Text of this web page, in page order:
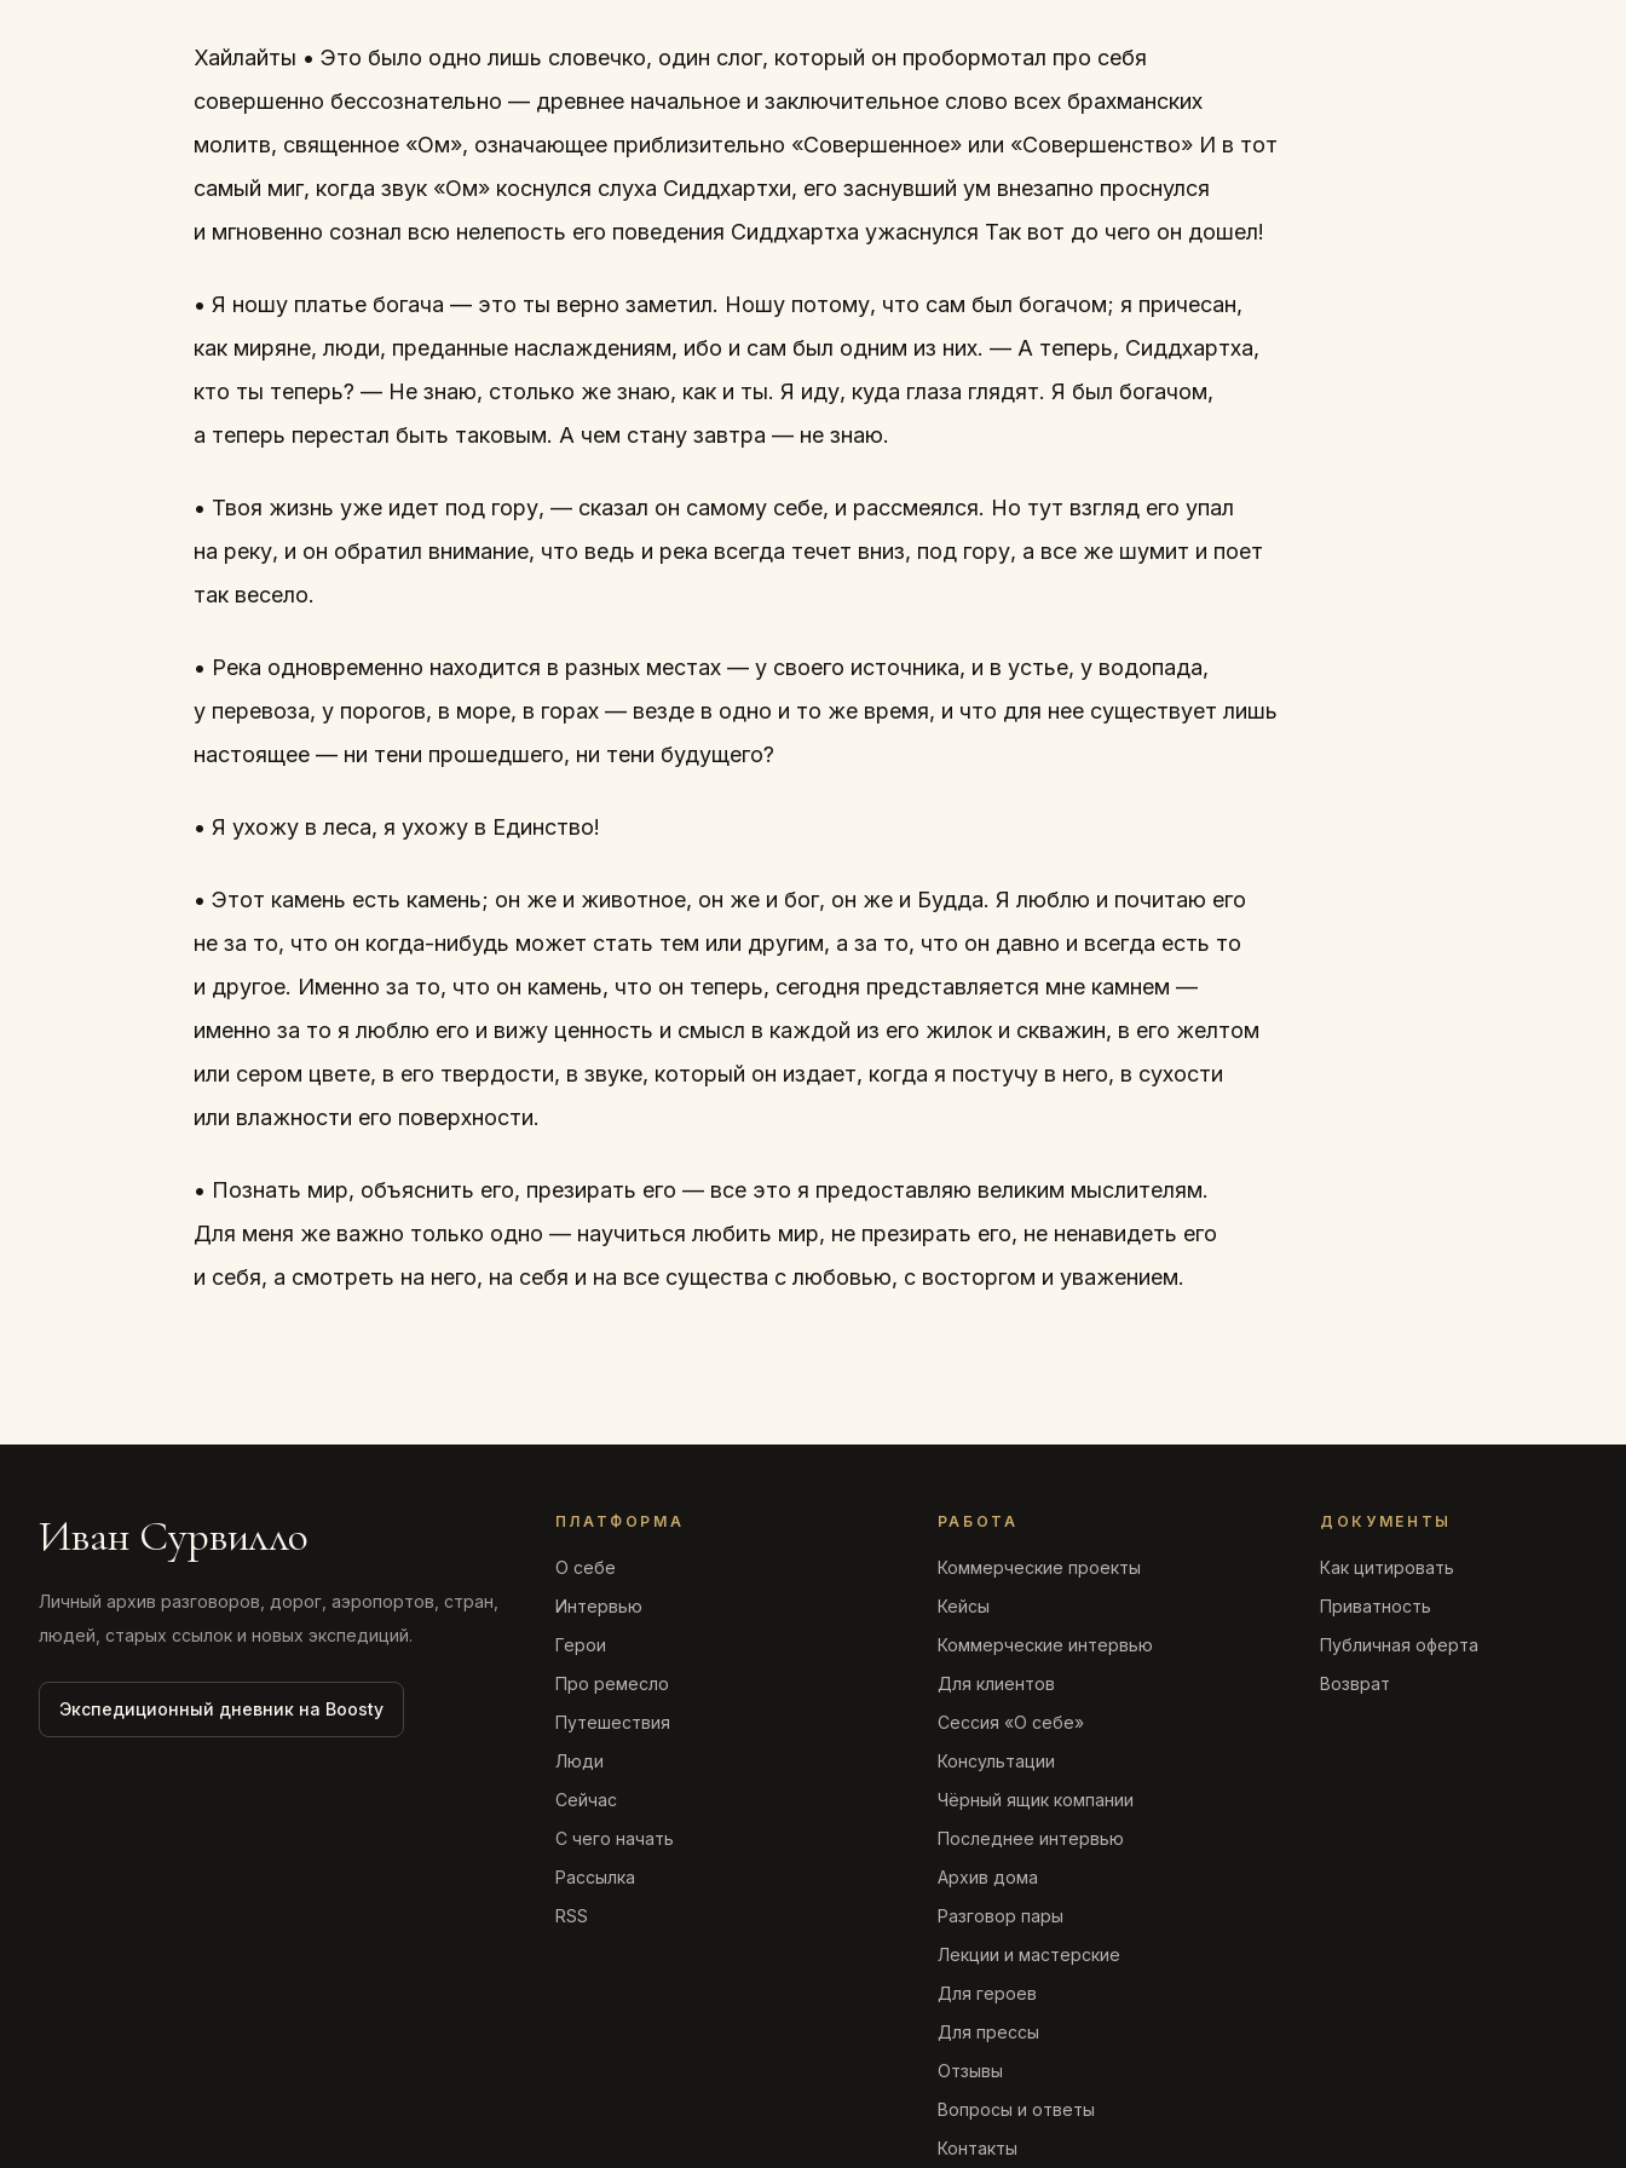
Хайлайты • Это было одно лишь словечко, один слог, который он пробормотал про себя
совершенно бессознательно — древнее начальное и заключительное слово всех брахманских
молитв, священное «Ом», означающее приблизительно «Совершенное» или «Совершенство» И в тот
самый миг, когда звук «Ом» коснулся слуха Сиддхартхи, его заснувший ум внезапно проснулся
и мгновенно сознал всю нелепость его поведения Сиддхартха ужаснулся Так вот до чего он дошел!
• Я ношу платье богача — это ты верно заметил. Ношу потому, что сам был богачом; я причесан,
как миряне, люди, преданные наслаждениям, ибо и сам был одним из них. — А теперь, Сиддхартха,
кто ты теперь? — Не знаю, столько же знаю, как и ты. Я иду, куда глаза глядят. Я был богачом,
а теперь перестал быть таковым. А чем стану завтра — не знаю.
• Твоя жизнь уже идет под гору, — сказал он самому себе, и рассмеялся. Но тут взгляд его упал
на реку, и он обратил внимание, что ведь и река всегда течет вниз, под гору, а все же шумит и поет
так весело.
• Река одновременно находится в разных местах — у своего источника, и в устье, у водопада,
у перевоза, у порогов, в море, в горах — везде в одно и то же время, и что для нее существует лишь
настоящее — ни тени прошедшего, ни тени будущего?
• Я ухожу в леса, я ухожу в Единство!
• Этот камень есть камень; он же и животное, он же и бог, он же и Будда. Я люблю и почитаю его
не за то, что он когда-нибудь может стать тем или другим, а за то, что он давно и всегда есть то
и другое. Именно за то, что он камень, что он теперь, сегодня представляется мне камнем —
именно за то я люблю его и вижу ценность и смысл в каждой из его жилок и скважин, в его желтом
или сером цвете, в его твердости, в звуке, который он издает, когда я постучу в него, в сухости
или влажности его поверхности.
• Познать мир, объяснить его, презирать его — все это я предоставляю великим мыслителям.
Для меня же важно только одно — научиться любить мир, не презирать его, не ненавидеть его
и себя, а смотреть на него, на себя и на все существа с любовью, с восторгом и уважением.
Иван Сурвилло
Личный архив разговоров, дорог, аэропортов, стран,
людей, старых ссылок и новых экспедиций.
Экспедиционный дневник на Boosty
ПЛАТФОРМА
О себе
Интервью
Герои
Про ремесло
Путешествия
Люди
Сейчас
С чего начать
Рассылка
RSS
РАБОТА
Коммерческие проекты
Кейсы
Коммерческие интервью
Для клиентов
Сессия «О себе»
Консультации
Чёрный ящик компании
Последнее интервью
Архив дома
Разговор пары
Лекции и мастерские
Для героев
Для прессы
Отзывы
Вопросы и ответы
Контакты
ДОКУМЕНТЫ
Как цитировать
Приватность
Публичная оферта
Возврат